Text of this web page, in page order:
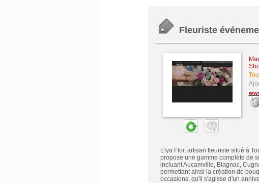
Fleuriste
Elya Flor, artisan fleuriste situé à
propose une gamme complète de
incluant Aucamville, Blagnac,
permettant ainsi la création de
occasions, qu'il s'agisse d'un